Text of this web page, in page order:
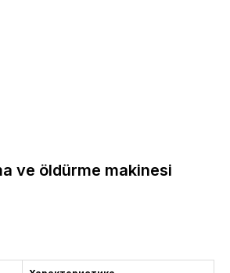
ve öldürme makinesi